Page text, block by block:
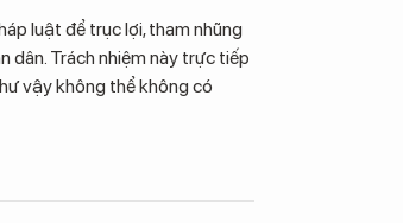
luật để trục lợi, tham nhũng
dân. Trách nhiệm này trực tiếp
vậy không thể không có